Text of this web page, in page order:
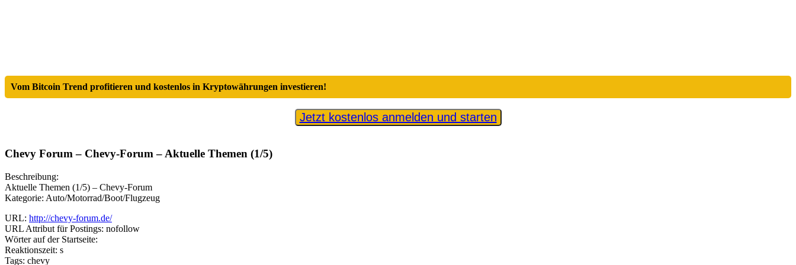
Vom Bitcoin Trend profitieren und kostenlos in Kryptowährungen investieren!
Jetzt kostenlos anmelden und starten
Chevy Forum – Chevy-Forum – Aktuelle Themen (1/5)
Beschreibung:
Aktuelle Themen (1/5) – Chevy-Forum
Kategorie: Auto/Motorrad/Boot/Flugzeug
URL: http://chevy-forum.de/
URL Attribut für Postings: nofollow
Wörter auf der Startseite:
Reaktionszeit: s
Tags: chevy